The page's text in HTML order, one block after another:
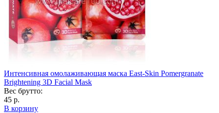
Интенсивная омолаживающая маска East-Skin Pomergranate
Brightening 3D Facial Mask
Вес брутто:
45 р.
В корзину